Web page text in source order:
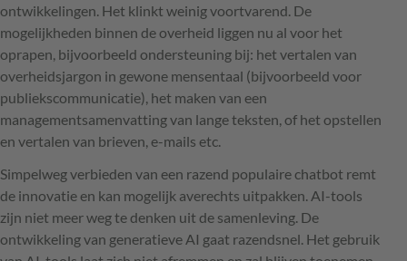
ontwikkelingen. Het klinkt weinig voortvarend. De
mogelijkheden binnen de overheid liggen nu al voor het
oprapen, bijvoorbeeld ondersteuning bij: het vertalen van
overheidsjargon in gewone mensentaal (bijvoorbeeld voor
publiekscommunicatie), het maken van een
managementsamenvatting van lange teksten, of het opstellen
en vertalen van brieven, e-mails etc.
Simpelweg verbieden van een razend populaire chatbot remt
de innovatie en kan mogelijk averechts uitpakken. AI-tools
zijn niet meer weg te denken uit de samenleving. De
ontwikkeling van generatieve AI gaat razendsnel. Het gebruik